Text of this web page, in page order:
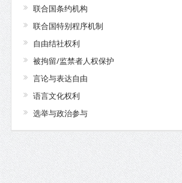
联合国条约机构
联合国特别程序机制
自由结社权利
被拘留/监禁者人权保护
言论与表达自由
语言文化权利
选举与政治参与